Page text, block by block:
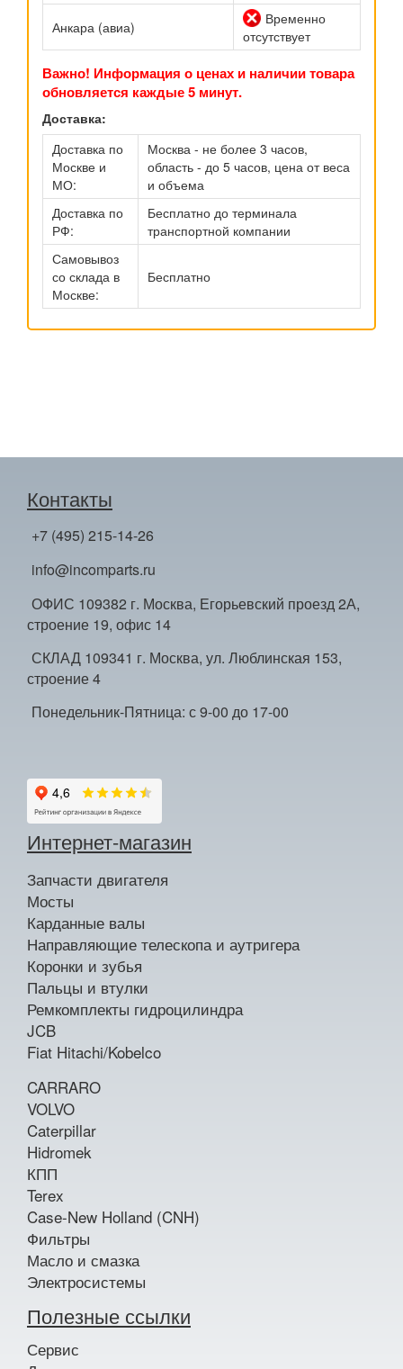
Анкара (авиа)
Временно
отсутствует
Важно! Информация о ценах и наличии товара
обновляется каждые 5 минут.
Доставка:
Доставка по
Москве и
МО:
Москва - не более 3 часов,
область - до 5 часов, цена от веса
и объема
Доставка по
РФ:
Бесплатно до терминала
транспортной компании
Самовывоз
со склада в
Москве:
Бесплатно
Контакты
+7 (495) 215-14-26
info@incomparts.ru
ОФИС 109382 г. Москва, Егорьевский проезд 2А,
строение 19, офис 14
СКЛАД 109341 г. Москва, ул. Люблинская 153,
строение 4
Понедельник-Пятница: с 9-00 до 17-00
Интернет-магазин
Запчасти двигателя
Мосты
Карданные валы
Направляющие телескопа и аутригера
Коронки и зубья
Пальцы и втулки
Ремкомплекты гидроцилиндра
JCB
Fiat Hitachi/Kobelco
CARRARO
VOLVO
Caterpillar
Hidromek
КПП
Terex
Case-New Holland (CNH)
Фильтры
Масло и смазка
Электросистемы
Полезные ссылки
Сервис